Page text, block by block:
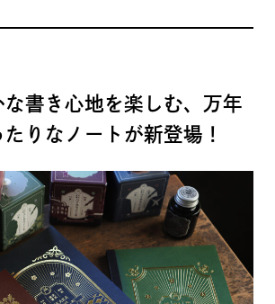
な書き心地を楽しむ、万年
りなノートが新登場！